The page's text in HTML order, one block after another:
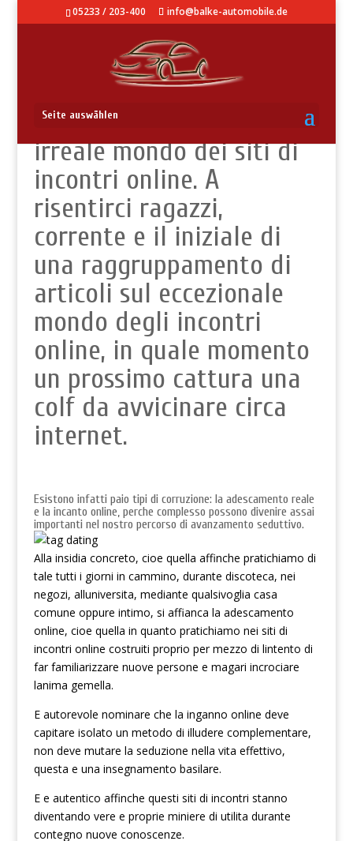
05233 / 203-400 info@balke-automobile.de
Seite auswählen
Uomo caccia donna Il
irreale mondo dei siti di
incontri online. A
risentirci ragazzi,
corrente e il iniziale di
una raggruppamento di
articoli sul eccezionale
mondo degli incontri
online, in quale momento
un prossimo cattura una
colf da avvicinare circa
internet.
Esistono infatti paio tipi di corruzione: la adescamento reale
e la incanto online, perche complesso possono divenire assai
importanti nel nostro percorso di avanzamento seduttivo.
Alla insidia concreto, cioe quella affinche pratichiamo di
tale tutti i giorni in cammino, durante discoteca, nei
negozi, alluniversita, mediante qualsivoglia casa
comune oppure intimo, si affianca la adescamento
online, cioe quella in quanto pratichiamo nei siti di
incontri online costruiti proprio per mezzo di lintento di
far familiarizzare nuove persone e magari incrociare
lanima gemella.
E autorevole nominare che la inganno online deve
capitare isolato un metodo di illudere complementare,
non deve mutare la seduzione nella vita effettivo,
questa e una insegnamento basilare.
E e autentico affinche questi siti di incontri stanno
diventando vere e proprie miniere di utilita durante
contegno nuove conoscenze.